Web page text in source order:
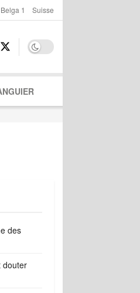
Belga 1 Suisse
des
douter